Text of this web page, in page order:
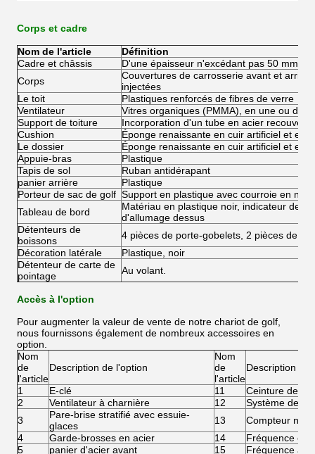
Corps et cadre
Nom de l'article
Définition
Cadre et châssis
D'une épaisseur n'excédant pas 50 mm
Corps
Couvertures de carrosserie avant et
injectées
Le toit
Plastiques renforcés de fibres de verre
Ventilateur
Vitres organiques (PMMA), en une ou
Support de toiture
Incorporation d'un tube en acier recouvert
Cushion
Éponge renaissante en cuir artificiel et en
Le dossier
Éponge renaissante en cuir artificiel et en
Appuie-bras
Plastique
Tapis de sol
Ruban antidérapant
panier arrière
Plastique
Porteur de sac de golf Support en plastique avec courroie en
Tableau de bord
Matériau en plastique noir, indicateur de
d'allumage dessus
Détenteurs de
boissons
4 pièces de porte-gobelets, 2 pièces de
Décoration latérale
Plastique, noir
Détenteur de carte de
pointage
Au volant.
Accès à l'option
Pour augmenter la valeur de vente de notre chariot de golf,
nous fournissons également de nombreux accessoires en
option.
Nom
de
l'article
Description de l'option
Nom
de
l'article
Description de
1 E-clé 11
Ceinture de
2
Ventilateur à charnière 12
Système de
3
Pare-brise stratifié avec essuie-
glaces
13
Compteur
4
Garde-brosses en acier 14
Fréquence
5
panier d'acier avant 15 Fréquence à